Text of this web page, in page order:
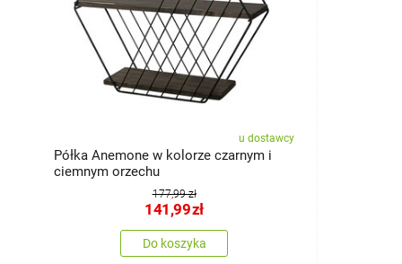
u dostawcy
Półka Anemone w kolorze czarnym i
ciemnym orzechu
177,99 zł
141,99zł
Do koszyka